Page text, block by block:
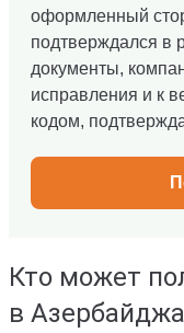
оформленный
подтверждался в
документы,
исправления и к
кодом,
Кто может
в